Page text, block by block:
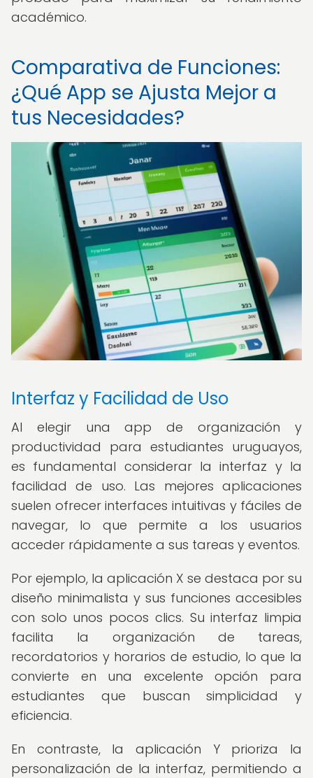
académico.
Comparativa de Funciones:
¿Qué App se Ajusta Mejor a
tus Necesidades?
Interfaz y Facilidad de Uso
Al elegir una app de organización y
productividad para estudiantes uruguayos,
es fundamental considerar la interfaz y la
facilidad de uso. Las mejores aplicaciones
suelen ofrecer interfaces intuitivas y fáciles de
navegar, lo que permite a los usuarios
acceder rápidamente a sus tareas y eventos.
Por ejemplo, la aplicación X se destaca por su
diseño minimalista y sus funciones accesibles
con solo unos pocos clics. Su interfaz limpia
facilita la organización de tareas,
recordatorios y horarios de estudio, lo que la
convierte en una excelente opción para
estudiantes que buscan simplicidad y
eficiencia.
En contraste, la aplicación Y prioriza la
personalización de la interfaz, permitiendo a